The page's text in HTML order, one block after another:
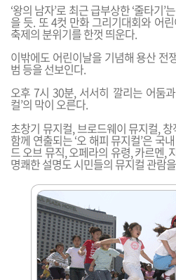
‘왕의 남자’로 최근 급부상한 ‘줄타기
을 듯. 또 4컷 만화 그리기대회와 어
축제의 분위기를 한껏 띄운다.
이밖에도 어린이날을 기념해 용산 전
범 등을 선보인다.
오후 7시 30분, 서서히 깔리는 어둠
컬’의 막이 오른다.
초창기 뮤지컬, 브로드웨이 뮤지컬,
함께 연출되는 ‘오 해피 뮤지컬’은 국
드 오브 뮤직, 오페라의 유령, 카르멘,
명쾌한 설명도 시민들의 뮤지컬 관람